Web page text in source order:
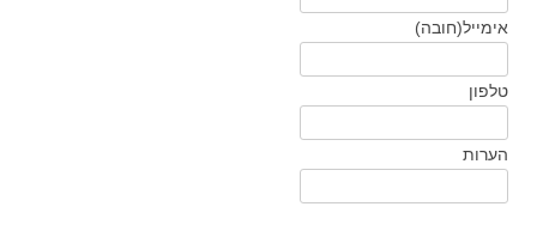
אימייל(חובה)
טלפון
הערות